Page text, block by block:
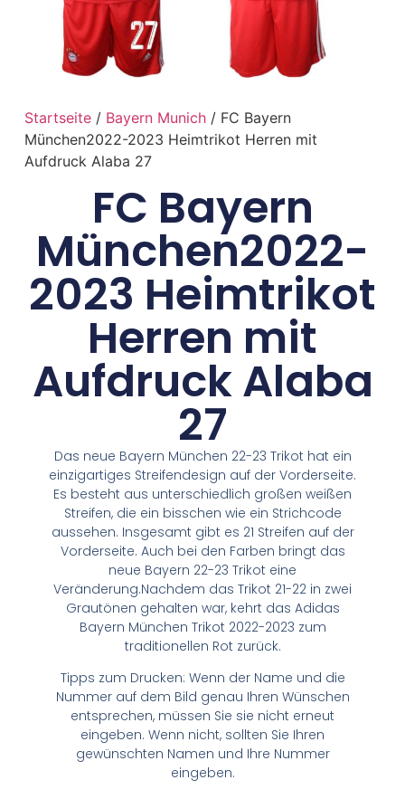
Startseite/ Bayern Munich/ FC Bayern
München2022-2023 Heimtrikot Herren mit
Aufdruck Alaba 27
FC Bayern
München2022-
2023 Heimtrikot
Herren mit
Aufdruck Alaba
27
Das neue Bayern München 22-23 Trikot hat ein
einzigartiges Streifendesign auf der Vorderseite.
Es besteht aus unterschiedlich großen weißen
Streifen, die ein bisschen wie ein Strichcode
aussehen. Insgesamt gibt es 21 Streifen auf der
Vorderseite. Auch bei den Farben bringt das
neue Bayern 22-23 Trikot eine
Veränderung.Nachdem das Trikot 21-22 in zwei
Grautönen gehalten war, kehrt das Adidas
Bayern München Trikot 2022-2023 zum
traditionellen Rot zurück.
Tipps zum Drucken: Wenn der Name und die
Nummer auf dem Bild genau Ihren Wünschen
entsprechen, müssen Sie sie nicht erneut
eingeben. Wenn nicht, sollten Sie Ihren
gewünschten Namen und Ihre Nummer
eingeben.